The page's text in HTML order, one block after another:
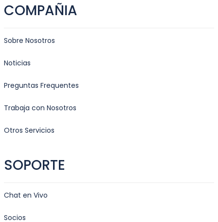
COMPAÑIA
Sobre Nosotros
Noticias
Preguntas Frequentes
Trabaja con Nosotros
Otros Servicios
SOPORTE
Chat en Vivo
Socios